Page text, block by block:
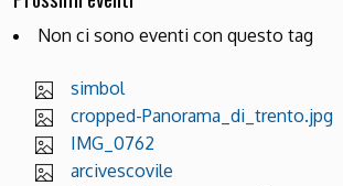
Non ci sono eventi con questo tag
simbol
cropped-Panorama_di_trento.jpg
IMG_0762
arcivescovile